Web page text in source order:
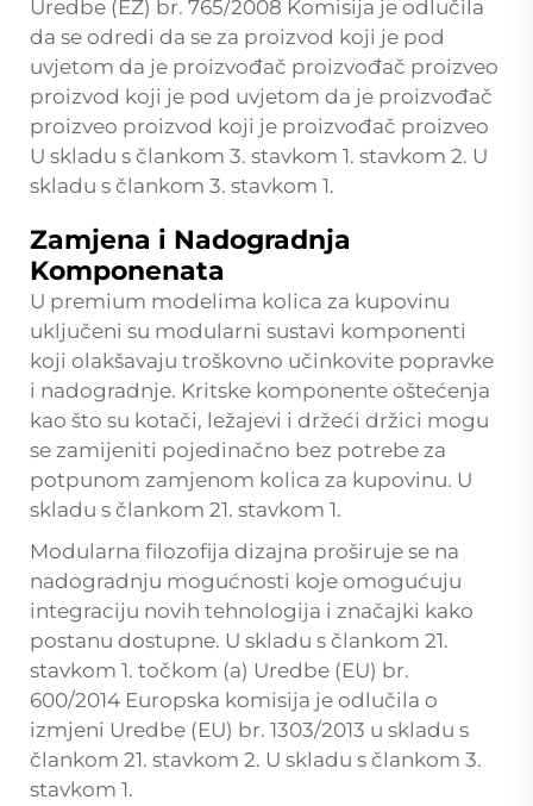
Uredbe (EZ) br. 765/2008 Komisija je odlučila
da se odredi da se za proizvod koji je pod
uvjetom da je proizvođač proizvođač proizveo
proizvod koji je pod uvjetom da je proizvođač
proizveo proizvod koji je proizvođač proizveo
U skladu s člankom 3. stavkom 1. stavkom 2. U
skladu s člankom 3. stavkom 1.
Zamjena i Nadogradnja
Komponenata
U premium modelima kolica za kupovinu
uključeni su modularni sustavi komponenti
koji olakšavaju troškovno učinkovite popravke
i nadogradnje. Kritske komponente oštećenja
kao što su kotači, ležajevi i držeći držici mogu
se zamijeniti pojedinačno bez potrebe za
potpunom zamjenom kolica za kupovinu. U
skladu s člankom 21. stavkom 1.
Modularna filozofija dizajna proširuje se na
nadogradnju mogućnosti koje omogućuju
integraciju novih tehnologija i značajki kako
postanu dostupne. U skladu s člankom 21.
stavkom 1. točkom (a) Uredbe (EU) br.
600/2014 Europska komisija je odlučila o
izmjeni Uredbe (EU) br. 1303/2013 u skladu s
člankom 21. stavkom 2. U skladu s člankom 3.
stavkom 1.